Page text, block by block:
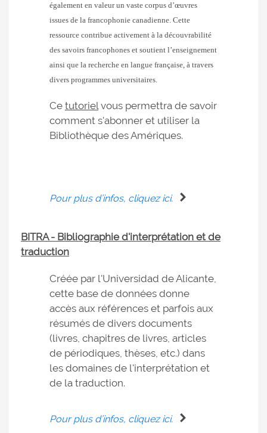
également en valeur un vaste corpus d’œuvres
issues de la francophonie canadienne. Cette
ressource contribue activement à la découvrabilité
des savoirs francophones et soutient l’enseignement
ainsi que la recherche en langue française, à travers
divers programmes universitaires.
Ce tutorielvous permettra de savoir
comment s'abonner et utiliser la
Bibliothèque des Amériques.
Pour plus d’infos, cliquez ici.
BITRA - Bibliographie d'interprétation et de
traduction
Créée par l'Universidad de Alicante,
cette base de données donne
accès aux références et parfois aux
résumés de divers documents
(livres, chapitres de livres, articles
de périodiques, thèses, etc.) dans
les domaines de l'interprétation et
de la traduction.
Pour plus d’infos, cliquez ici.